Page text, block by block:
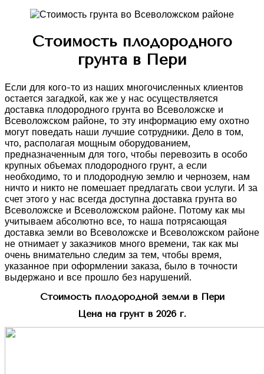
Стоимость плодородного
грунта в Пери
Если для кого-то из наших многочисленных клиентов
остается загадкой, как же у нас осуществляется
доставка плодородного грунта во Всеволожске и
Всеволожском районе, то эту информацию ему охотно
могут поведать наши лучшие сотрудники. Дело в том,
что, располагая мощным оборудованием,
предназначенным для того, чтобы перевозить в особо
крупных объемах плодородного грунт, а если
необходимо, то и плодородную землю и чернозем, нам
ничто и никто не помешает предлагать свои услуги. И за
счет этого у нас всегда доступна доставка грунта во
Всеволожске и Всеволожском районе. Потому как мы
учитываем абсолютно все, то наша потрясающая
доставка земли во Всеволожске и Всеволожском районе
не отнимает у заказчиков много времени, так как мы
очень внимательно следим за тем, чтобы время,
указанное при оформлении заказа, было в точности
выдержано и все прошло без нарушений.
Стоимость плодородной земли в Пери
Цена на грунт в 2026 г.